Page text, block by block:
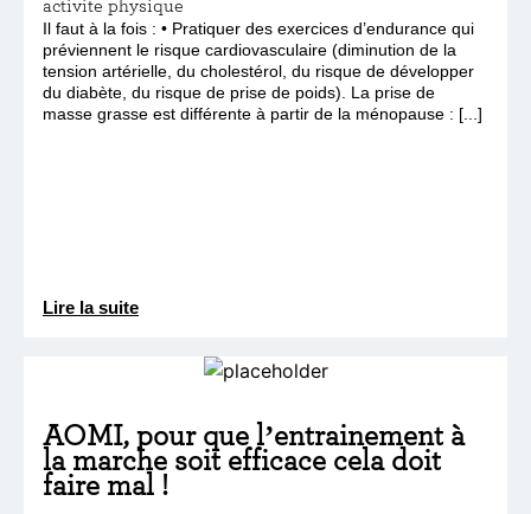
activite physique
Il faut à la fois : • Pratiquer des exercices d’endurance qui
préviennent le risque cardiovasculaire (diminution de la
tension artérielle, du cholestérol, du risque de développer
du diabète, du risque de prise de poids). La prise de
masse grasse est différente à partir de la ménopause : [...]
Lire la suite
AOMI, pour que l’entrainement à
la marche soit efficace cela doit
faire mal !